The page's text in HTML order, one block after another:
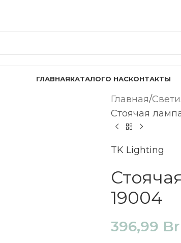
ГЛАВНАЯКАТАЛОГО НАСКОНТАКТЫ
Главная
Стоячая
TK Lighting
19004
396,99 Br